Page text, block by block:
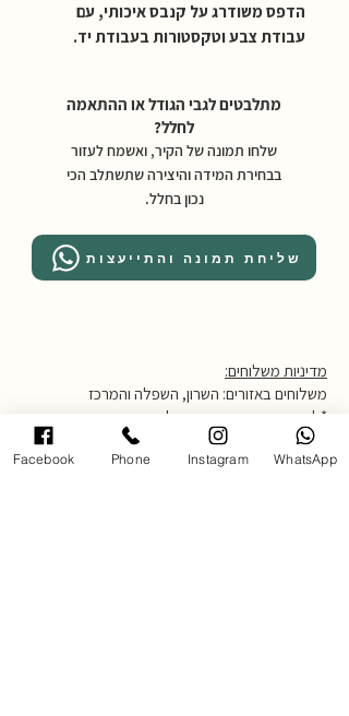
הדפס משודרג על קנבס איכותי, עם
עבודת צבע וטקסטורות בעבודת יד.
מתלבטים לגבי הגודל או ההתאמה
לחלל?
שלחו תמונה של הקיר, ואשמח לעזור
בבחירת המידה והיצירה שתשתלב הכי
נכון בחלל.
שליחת תמונה והתייעצות
מדיניות משלוחים:
משלוחים באזורים: השרון, השפלה והמרכז
*לאזורים מרוחקים יותר יש ליצור קשר.
עלות דמי משלוח: 250 ש״ח
זמן אספקה: עד 14 ימי עסקים
Facebook Phone Instagram WhatsApp